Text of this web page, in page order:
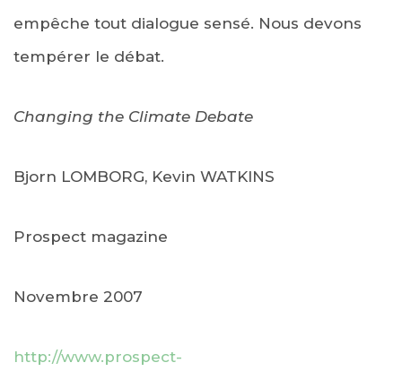
empêche tout dialogue sensé. Nous devons
tempérer le débat.
Changing the Climate Debate
Bjorn LOMBORG, Kevin WATKINS
Prospect magazine
Novembre 2007
http://www.prospect-